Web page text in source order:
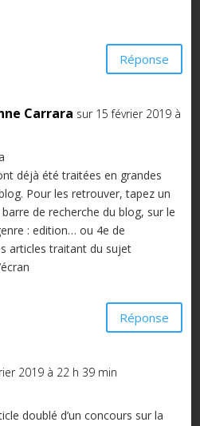
Réponse
Carrara sur 15 février 2019 à
déjà été traitées en grandes
Pour les retrouver, tapez un
de recherche du blog, sur le
: edition… ou 4e de
articles traitant du sujet
Réponse
2019 à 22 h 39 min
doublé d’un concours sur la